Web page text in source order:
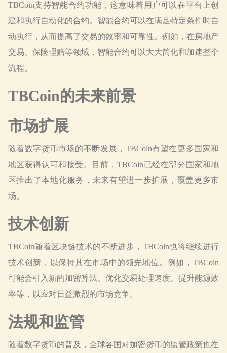
TBCoin支持智能合约功能，这意味着用户可以在平台上创
建和执行自动化的合约。智能合约可以在满足特定条件时自
动执行，从而提高了交易的效率和可靠性。例如，在房地产
交易、保险理赔等领域，智能合约可以大大简化和加速整个
流程。
TBCoin的未来前景
市场扩展
随着数字货币市场的不断发展，TBCoin有望在更多国家和
地区获得认可和接受。目前，TBCoin已经在部分国家和地
区推出了本地化服务，未来有望进一步扩展，覆盖更多市
场。
技术创新
TBCoin随着区块链技术的不断进步，TBCoin也将继续进行
技术创新，以保持其在市场中的领先地位。例如，TBCoin
可能会引入新的加密算法、优化交易处理速度、提升能源效
率等，以应对日益激烈的市场竞争。
法规和监管
随着数字货币的普及，全球各国对加密货币的监管政策也在